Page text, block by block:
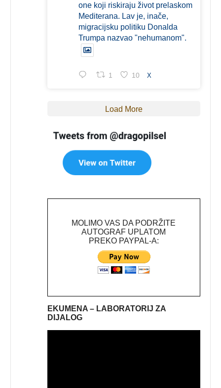
one koji riskiraju život prelaskom
Mediterana. Lav je, inače,
migracijsku politiku Donalda
Trumpa nazvao "nehumanom".
1 10 X
Load More
MOLIMO VAS DA PODRŽITE
AUTOGRAF UPLATOM
PREKO PAYPAL-A:
EKUMENA – LABORATORIJ ZA
DIJALOG